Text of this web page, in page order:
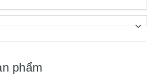
phẩm